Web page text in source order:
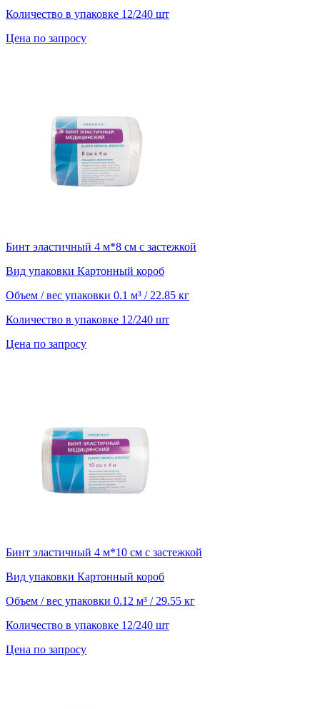
Количество в упаковке 12/240 шт
Цена по запросу
Бинт эластичный 4 м*8 см с застежкой
Вид упаковки Картонный короб
Объем / вес упаковки 0.1 м³ / 22.85 кг
Количество в упаковке 12/240 шт
Цена по запросу
Бинт эластичный 4 м*10 см с застежкой
Вид упаковки Картонный короб
Объем / вес упаковки 0.12 м³ / 29.55 кг
Количество в упаковке 12/240 шт
Цена по запросу